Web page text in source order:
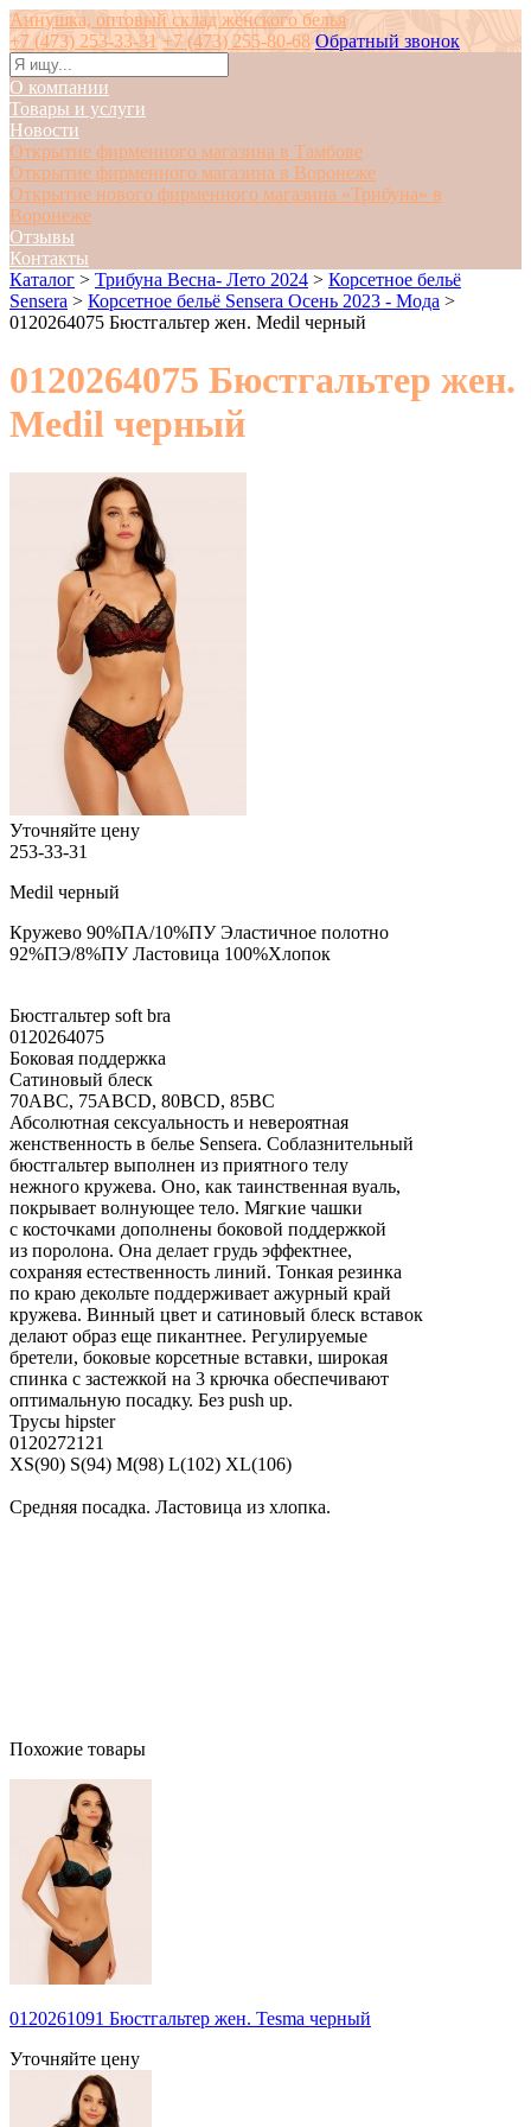
Аннушка, оптовый склад женского белья
+7 (473) 253-33-31 +7 (473) 255-80-68 Обратный звонок
О компании
Товары и услуги
Новости
Открытие фирменного магазина в Тамбове
Открытие фирменного магазина в Воронеже
Открытие нового фирменного магазина «Трибуна» в
Воронеже
Отзывы
Контакты
Каталог > Трибуна Весна- Лето 2024 > Корсетное бельё
Sensera > Корсетное бельё Sensera Осень 2023 - Мода >
0120264075 Бюстгальтер жен. Medil черный
0120264075 Бюстгальтер жен.
Medil черный
Уточняйте цену
253-33-31
Medil черный
Кружево 90%ПА/10%ПУ Эластичное полотно
92%ПЭ/8%ПУ Ластовица 100%Хлопок
Бюстгальтер soft bra
0120264075
Боковая поддержка
Сатиновый блеск
70ABC, 75ABCD, 80BCD, 85BC
Абсолютная сексуальность и невероятная
женственность в белье Sensera. Соблазнительный
бюстгальтер выполнен из приятного телу
нежного кружева. Оно, как таинственная вуаль,
покрывает волнующее тело. Мягкие чашки
с косточками дополнены боковой поддержкой
из поролона. Она делает грудь эффектнее,
сохраняя естественность линий. Тонкая резинка
по краю декольте поддерживает ажурный край
кружева. Винный цвет и сатиновый блеск вставок
делают образ еще пикантнее. Регулируемые
бретели, боковые корсетные вставки, широкая
спинка с застежкой на 3 крючка обеспечивают
оптимальную посадку. Без push up.
Трусы hipster
0120272121
XS(90) S(94) M(98) L(102) XL(106)
Средняя посадка. Ластовица из хлопка.
Похожие товары
0120261091 Бюстгальтер жен. Tesma черный
Уточняйте цену